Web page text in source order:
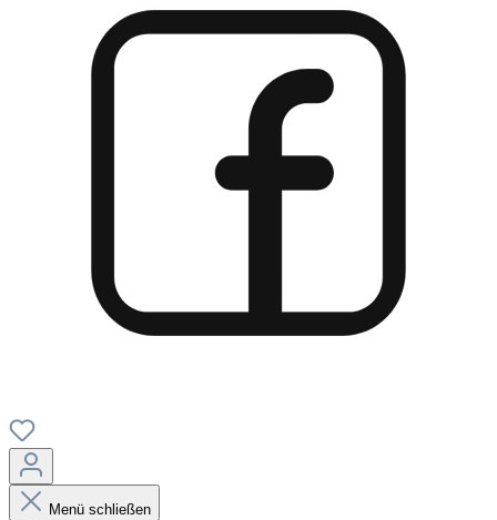
Menü schließen